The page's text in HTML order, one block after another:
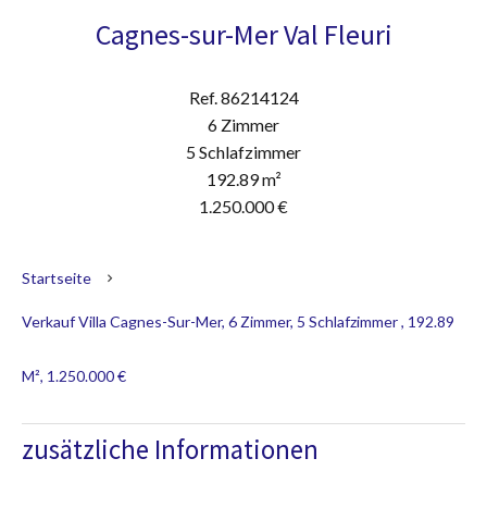
Cagnes-sur-Mer Val Fleuri
Ref. 86214124
6 Zimmer
5 Schlafzimmer
192.89 m²
1.250.000 €
Startseite
Verkauf Villa Cagnes-Sur-Mer, 6 Zimmer, 5 Schlafzimmer , 192.89
M², 1.250.000 €
zusätzliche Informationen